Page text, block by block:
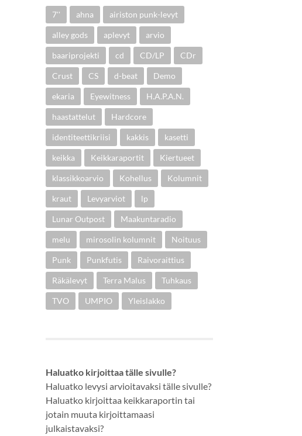
7'' ahna airiston punk-levyt
alley gods aplevyt arvio
baariprojekti cd CD/LP CDr
Crust CS d-beat Demo
ekaria Eyewitness H.A.P.A.N.
haastattelut Hardcore
identiteettikriisi kakkis kasetti
keikka Keikkaraportit Kiertueet
klassikkoarvio Kohellus Kolumnit
kraut Levyarviot lp
Lunar Outpost Maakuntaradio
melu mirosolin kolumnit Noituus
Punk Punkfutis Raivoraittius
Räkälevyt Terra Malus Tuhkaus
TVO UMPIO Yleislakko
Haluatko kirjoittaa tälle sivulle?
Haluatko levysi arvioitavaksi tälle sivulle?
Haluatko kirjoittaa keikkaraportin tai
jotain muuta kirjoittamaasi
julkaistavaksi?